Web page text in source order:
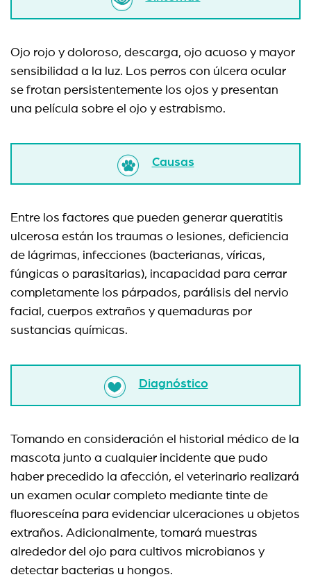
Ojo rojo y doloroso, descarga, ojo acuoso y mayor
sensibilidad a la luz. Los perros con úlcera ocular
se frotan persistentemente los ojos y presentan
una película sobre el ojo y estrabismo.
Causas
Entre los factores que pueden generar queratitis
ulcerosa están los traumas o lesiones, deficiencia
de lágrimas, infecciones (bacterianas, víricas,
fúngicas o parasitarias), incapacidad para cerrar
completamente los párpados, parálisis del nervio
facial, cuerpos extraños y quemaduras por
sustancias químicas.
Diagnóstico
Tomando en consideración el historial médico de la
mascota junto a cualquier incidente que pudo
haber precedido la afección, el veterinario realizará
un examen ocular completo mediante tinte de
fluoresceína para evidenciar ulceraciones u objetos
extraños. Adicionalmente, tomará muestras
alrededor del ojo para cultivos microbianos y
detectar bacterias u hongos.